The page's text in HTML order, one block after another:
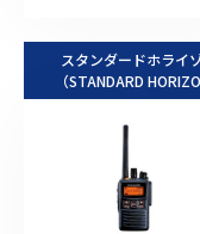
スタンダードホライ
（STANDARD